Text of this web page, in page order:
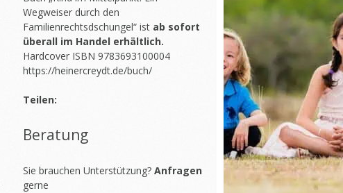
Wegweiser durch den
Familienrechtsdschungel“ ist ab sofort
überall im Handel erhältlich.
Hardcover ISBN 9783693100004
https://heinercreydt.de/buch/
Teilen:
Beratung
Sie brauchen Unterstützung? Anfragen
gerne